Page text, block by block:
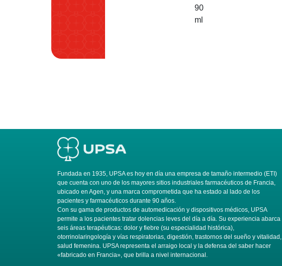
Fundada en 1935, UPSA es hoy en día una empresa de tamaño intermedio (ETI)
que cuenta con uno de los mayores sitios industriales farmacéuticos de Francia,
ubicado en Agen, y una marca comprometida que ha estado al lado de los
pacientes y farmacéuticos durante 90 años.
Con su gama de productos de automedicación y dispositivos médicos, UPSA
permite a los pacientes tratar dolencias leves del día a día. Su experiencia abarca
seis áreas terapéuticas: dolor y fiebre (su especialidad histórica),
otorrinolaringología y vías respiratorias, digestión, trastornos del sueño y vitalidad,
salud femenina. UPSA representa el arraigo local y la defensa del saber hacer
«fabricado en Francia», que brilla a nivel internacional.